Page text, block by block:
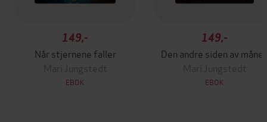
149,-
Når stjernene faller
Mari Jungstedt
EBOK
149,-
Den andre siden av
Mari Jungstedt
EBOK